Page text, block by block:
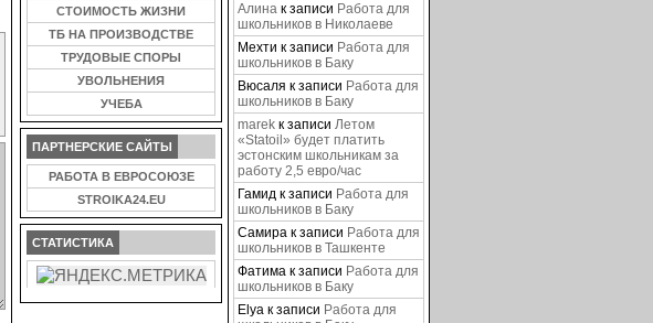
Алина к записи Работа для
школьников в Николаеве
Мехти к записи Работа для
школьников в Баку
Вюсаля к записи Работа для
школьников в Баку
marek к записи Летом
«Statoil» будет платить
эстонским школьникам за
работу 2,5 евро/час
Гамид к записи Работа для
школьников в Баку
Самира к записи Работа для
школьников в Ташкенте
Фатима к записи Работа для
школьников в Баку
Elya к записи Работа для
СТОИМОСТЬ ЖИЗНИ
ТБ НА ПРОИЗВОДСТВЕ
ТРУДОВЫЕ СПОРЫ
УВОЛЬНЕНИЯ
УЧЕБА
ПАРТНЕРСКИЕ САЙТЫ
РАБОТА В ЕВРОСОЮЗЕ
STROIKA24.EU
СТАТИСТИКА